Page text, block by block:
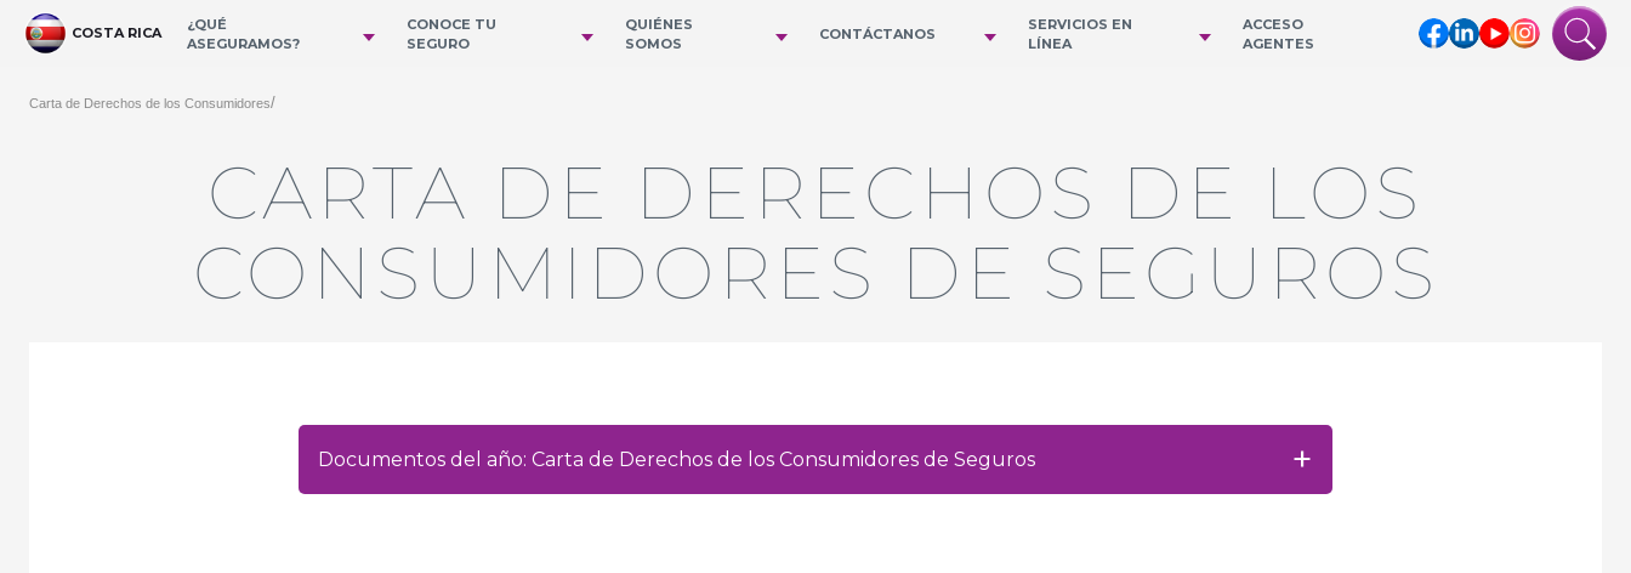
Salta al contingut principal
COSTA RICA
¿QUÉ
ASEGURAMOS?
CONOCE TU
SEGURO
QUIÉNES
SOMOS
CONTÁCTANOS
SERVICIOS EN
LÍNEA
ACCESO
AGENTES
Carta de Derechos de los Consumidores/
CARTA DE DERECHOS DE LOS
CONSUMIDORES DE SEGUROS
Documentos del año: Carta de Derechos de los Consumidores de Seguros +